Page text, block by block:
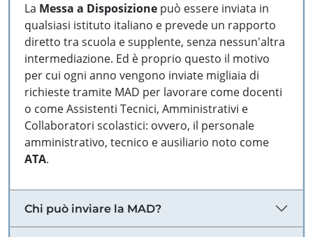
La Messa a Disposizione può essere inviata in
qualsiasi istituto italiano e prevede un rapporto
diretto tra scuola e supplente, senza nessun'altra
intermediazione. Ed è proprio questo il motivo
per cui ogni anno vengono inviate migliaia di
richieste tramite MAD per lavorare come docenti
o come Assistenti Tecnici, Amministrativi e
Collaboratori scolastici: ovvero, il personale
amministrativo, tecnico e ausiliario noto come
ATA.
Chi può inviare la MAD?